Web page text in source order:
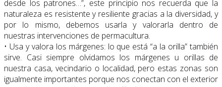
desde los patrones…”, este principio nos recuerda que la
naturaleza es resistente y resiliente gracias a la diversidad, y
por lo mismo, debemos usarla y valorarla dentro de
nuestras intervenciones de permacultura.
• Usa y valora los márgenes: lo que está “a la orilla” también
sirve. Casi siempre olvidamos los márgenes u orillas de
nuestra casa, vecindario o localidad, pero estas zonas son
igualmente importantes porque nos conectan con el exterior